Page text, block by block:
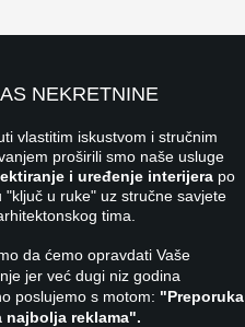
NEKRETNINE
vlastitim iskustvom i stručnim
proširili smo naše usluge
i uređenje interijera po
"ključ u ruke" uz stručne savjete
tima.
da ćemo opravdati Vaše
jer već dugi niz godina
poslujemo s motom: "Preporuka
najbolja reklama".